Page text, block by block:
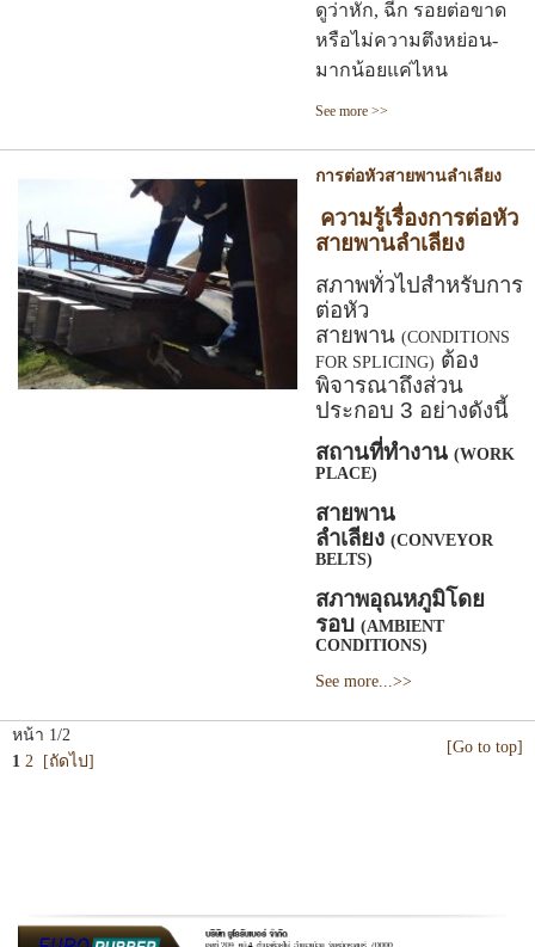
ดูว่าหัก, ฉีก รอยต่อขาด
หรือไม่ความตึงหย่อน-
มากน้อยแค่ไหน
See more >>
การต่อหัวสายพานลำเลียง
ความรู้เรื่องการต่อหัว
สายพานลำเลียง
สภาพทั่วไปสำหรับการ
ต่อหัว
สายพาน (CONDITIONS
FOR SPLICING) ต้อง
พิจารณาถึงส่วน
ประกอบ 3 อย่างดังนี้
สถานที่ทำงาน (WORK
PLACE)
สายพาน
ลำเลียง (CONVEYOR
BELTS)
สภาพอุณหภูมิโดย
รอบ (AMBIENT
CONDITIONS)
See more...>>
หน้า 1/2
1 2 [ถัดไป]
[Go to top]